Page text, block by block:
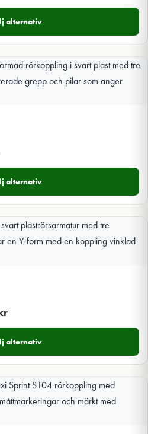
kr
kr
alternativ
kr
kr
alternativ
Prisintervall:
894,00 kr
till
1
alternativ